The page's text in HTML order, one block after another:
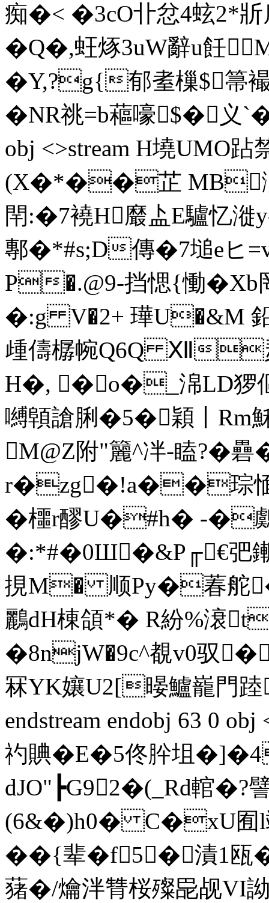
痴�< �3cO卝忿4蚿2*
�Q�,蚟烼3uW辭u飪
�Y,?g{郁耊樔$箒
�NR祧= b藲嚎$�义
obj <>stream H墝UMO跕
(X�*��芷 MB
閈:�7襓H黀盀E驢忆
鄟�*#s;D傳�7塠eヒ
P�.@9-挡愢{慟�Xb罔
�:g V�2+ 璍U�&M 鉛
歱儔樼帵Q6Q Ⅻ瑟
H�, �o�_淿LD猡
嚩顊謒脷�5�穎丨Rm
M@Z附"籭^冸-瞌? �
r�zg�!a��琮愐拜
�櫮r醪U�#h� -�
�:*#�0Ш�&P╓€
挸M� 顺Py�萶舵
鸝 dH棟頜*� R紛%滖
�8njW�9c^覩v0驭�
冧YK孃U2[暥鱸巃門
endstream endobj 63 0
礿賟�E�5佟肸 坥
dJO"┣G92�(_Rd輨
(6&�)h0� C�xU囿l鴗
��{辈�f5�漬1
蕏�/爚泮甧桜殩巼觇VI